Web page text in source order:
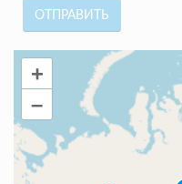
ОТПРАВИТЬ
+
–